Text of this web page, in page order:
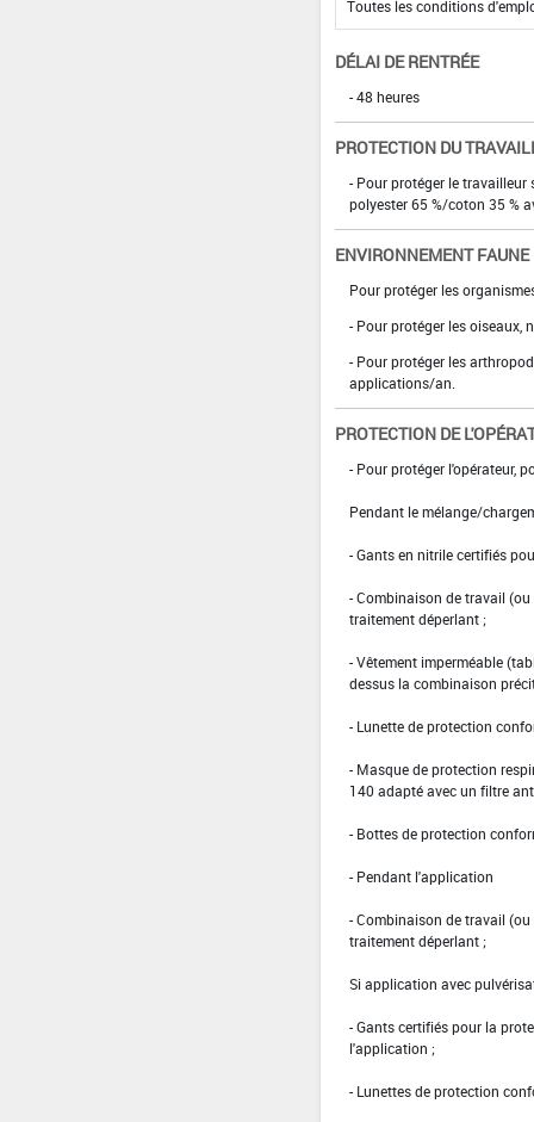
DÉLAI DE RENTRÉE
- 48 heures
PROTECTION DU
- Pour protéger le
polyester 65 %/coton 35 %
ENVIRONNEMENT FAUNE
Pour protéger les
- Pour protéger les oiseaux,
- Pour protéger les
applications/an.
PROTECTION DE
- Pour protéger l'opérateur,
Pendant le mélange/
- Gants en nitrile certifiés
- Combinaison de travail
traitement déperlant ;
- Vêtement imperméable
dessus la combinaison
- Lunette de protection
- Masque de protection
140 adapté avec un filtre
- Bottes de protection
- Pendant l'application
- Combinaison de travail
traitement déperlant ;
Si application avec
- Gants certifiés pour la
l'application ;
- Lunettes de protection